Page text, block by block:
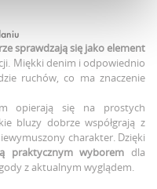
sprawdzają się jako element
Miękki denim i odpowiednio
ruchów, co ma znaczenie
opierają się na prostych
bluzy dobrze współgrają z
charakter. Dzięki
praktycznym wyborem dla
z aktualnym wyglądem.